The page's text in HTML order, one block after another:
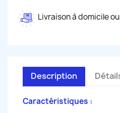
Livraison à domicile
Description
Caractéristiques :